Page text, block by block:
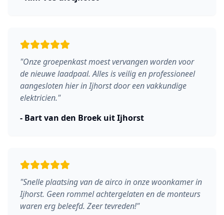
"Onze groepenkast moest vervangen worden voor
de nieuwe laadpaal. Alles is veilig en professioneel
aangesloten hier in Ijhorst door een vakkundige
elektricien."
- Bart van den Broek uitIjhorst
"Snelle plaatsing van de airco in onze woonkamer in
Ijhorst. Geen rommel achtergelaten en de monteurs
waren erg beleefd. Zeer tevreden!"